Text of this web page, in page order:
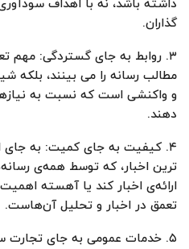
داشته باشد، نه با اهداف
گذاران.
۳. روابط به جای گستردگی:
مطالب رسانه را می بینند، بلکه
و واکنشی است که نسبت به
دهند.
۴. کیفیت به جای کمیت: به جای
ترین اخبار، که توسط همه‌ی
ارا‌ئه‌ی اخبار کند یا آهسته
تعمق در اخبار و تحلیل آن‌هاست.
۵. خدمات عمومی به جای تجارت